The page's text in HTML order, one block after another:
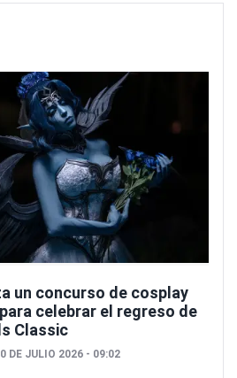
un concurso de cosplay
celebrar el regreso de
Classic
DE JULIO 2026 - 09:02